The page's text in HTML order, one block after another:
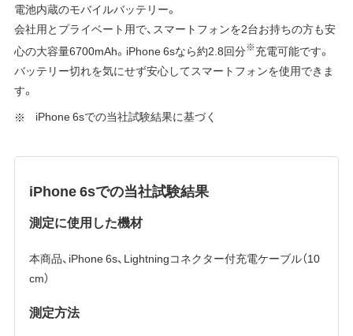
電池内蔵のモバイルバッテリー。
会社用とプライベート用で、スマートフォンを2台お持ちの方も安
心の大容量6700mAh。iPhone 6sなら約2.8回分※充電可能です。
バッテリー切れを気にせず安心してスマートフォンを使用できま
す。
iPhone 6sでの当社試験結果に基づく
iPhone 6sでの当社試験結果
測定に使用した機材
本商品、iPhone 6s、Lightningコネクター付充電ケーブル（10
cm）
測定方法